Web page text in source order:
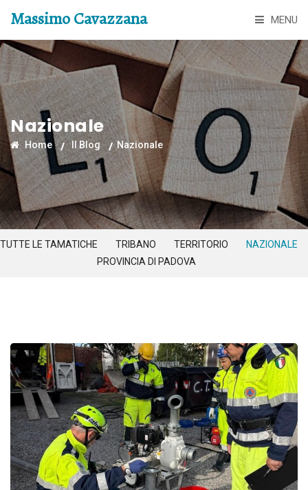
Massimo Cavazzana MENU
Nazionale
Home Il Blog Nazionale
TUTTE LE TAMATICHE TRIBANO TERRITORIO
NAZIONALE
PROVINCIA DI PADOVA